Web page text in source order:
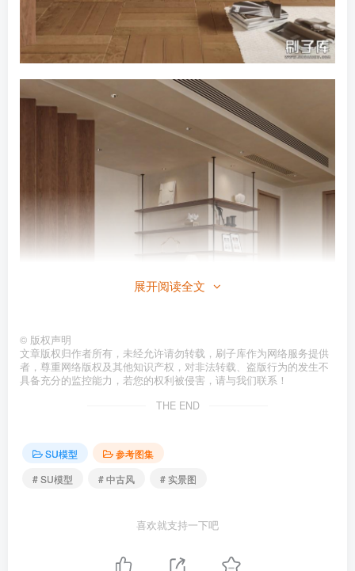
展开阅读全文
© 版权声明
文章版权归作者所有，未经允许请勿转载，刷子库作为网络服务提供
者，尊重网络版权及其他知识产权，对非法转载、盗版行为的发生不
具备充分的监控能力，若您的权利被侵害，请与我们联系！
THE END
SU模型
参考图集
# SU模型
# 中古风 # 实景图
喜欢就支持一下吧